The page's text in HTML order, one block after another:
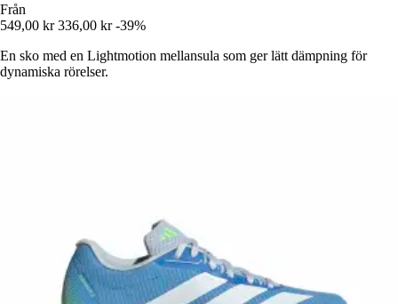
Från
549,00 kr 336,00 kr -39%
En sko med en Lightmotion mellansula som ger lätt dämpning för
dynamiska rörelser.